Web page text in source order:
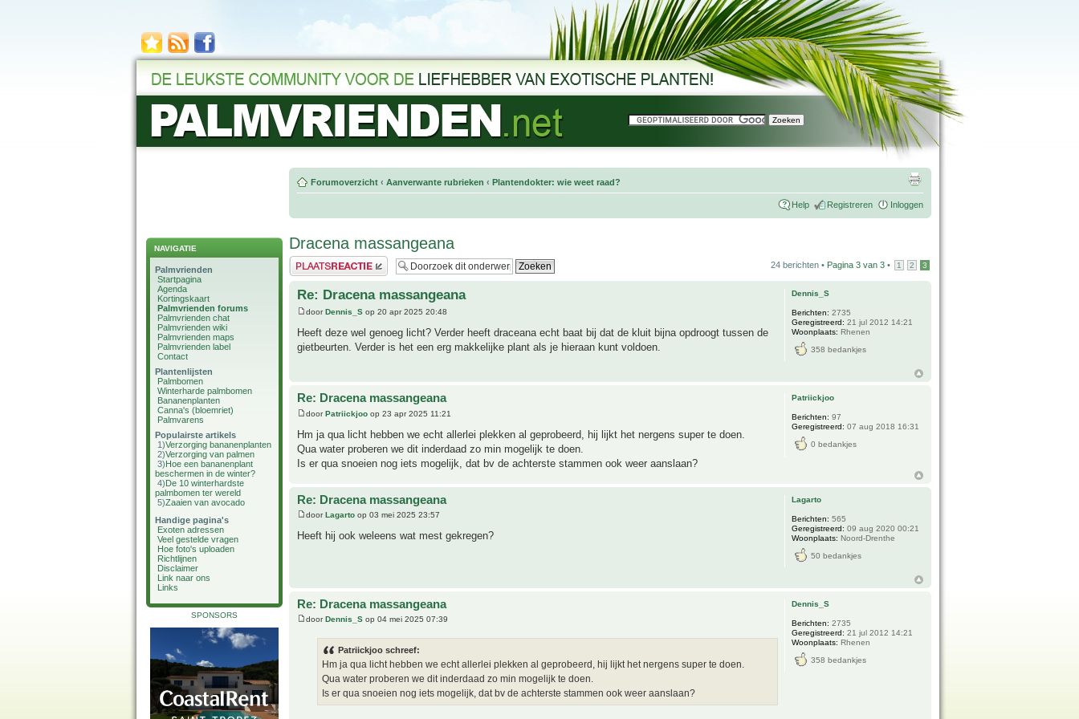
NAVIGATIE
Palmvrienden
Startpagina
Agenda
Kortingskaart
Palmvrienden forums
Palmvrienden chat
Palmvrienden wiki
Palmvrienden maps
Palmvrienden label
Contact
Plantenlijsten
Palmbomen
Winterharde palmbomen
Bananenplanten
Canna's (bloemriet)
Palmvarens
Populairste artikels
1)Verzorging bananenplanten
2)Verzorging van palmen
3)Hoe een bananenplant
beschermen in de winter?
4)De 10 winterhardste
palmbomen ter wereld
5)Zaaien van avocado
Handige pagina's
Exoten adressen
Veel gestelde vragen
Hoe foto's uploaden
Richtlijnen
Disclaimer
Link naar ons
Links
SPONSORS
Forumoverzicht ‹ Aanverwante rubrieken ‹ Plantendokter: wie weet raad?
Help Registreren Inloggen
Dracena massangeana
Plaats een reactie 24 berichten • Pagina 3 van 3 • 1 2 3
Re: Dracena massangeana
doorDennis_S op 20 apr 2025 20:48
Heeft deze wel genoeg licht? Verder heeft draceana echt baat bij dat de kluit bijna opdroogt tussen de
gietbeurten. Verder is het een erg makkelijke plant als je hieraan kunt voldoen.
Dennis_S
Berichten: 2735
Geregistreerd: 21 jul 2012 14:21
Woonplaats: Rhenen
358 bedankjes
Re: Dracena massangeana
doorPatriickjoo op 23 apr 2025 11:21
Hm ja qua licht hebben we echt allerlei plekken al geprobeerd, hij lijkt het nergens super te doen.
Qua water proberen we dit inderdaad zo min mogelijk te doen.
Is er qua snoeien nog iets mogelijk, dat bv de achterste stammen ook weer aanslaan?
Patriickjoo
Berichten: 97
Geregistreerd: 07 aug 2018 16:31
0 bedankjes
Re: Dracena massangeana
doorLagarto op 03 mei 2025 23:57
Heeft hij ook weleens wat mest gekregen?
Lagarto
Berichten: 565
Geregistreerd: 09 aug 2020 00:21
Woonplaats: Noord-Drenthe
50 bedankjes
Re: Dracena massangeana
doorDennis_S op 04 mei 2025 07:39
Patriickjoo schreef:
Hm ja qua licht hebben we echt allerlei plekken al geprobeerd, hij lijkt het nergens super te doen.
Qua water proberen we dit inderdaad zo min mogelijk te doen.
Is er qua snoeien nog iets mogelijk, dat bv de achterste stammen ook weer aanslaan?
Dennis_S
Berichten: 2735
Geregistreerd: 21 jul 2012 14:21
Woonplaats: Rhenen
358 bedankjes